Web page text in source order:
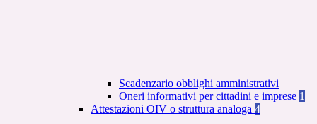
Scadenzario obblighi amministrativi
Oneri informativi per cittadini e imprese 1
Attestazioni OIV o struttura analoga 4